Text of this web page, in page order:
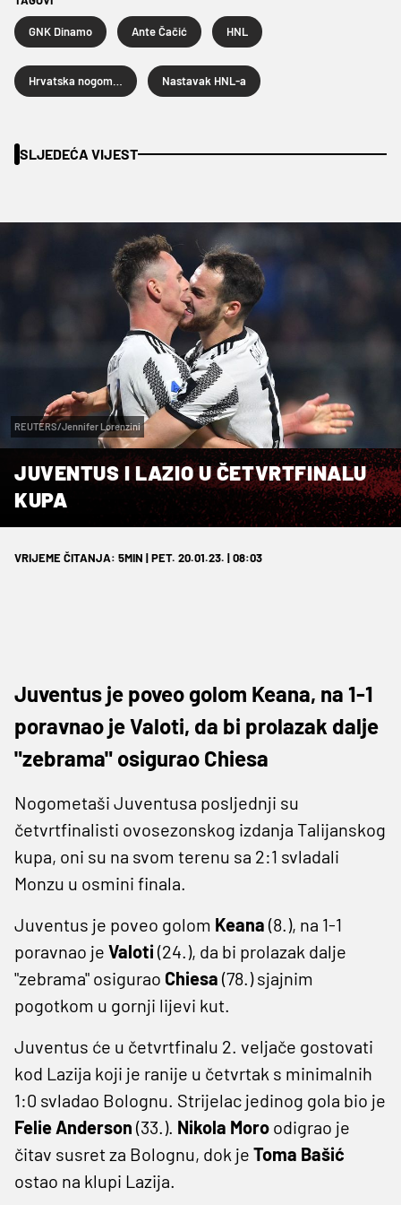
GNK Dinamo Ante Čačić HNL
Nastavak HNL-a
SLJEDEĆA VIJEST
REUTERS/Jennifer Lorenzini
JUVENTUS I LAZIO U ČETVRTFINALU
KUPA
VRIJEME ČITANJA: 5MIN | PET. 20.01.23. | 08:03
Juventus je poveo golom Keana, na 1-1
poravnao je Valoti, da bi prolazak dalje
"zebrama" osigurao Chiesa
Nogometaši Juventusa posljednji su
četvrtfinalisti ovosezonskog izdanja Talijanskog
kupa, oni su na svom terenu sa 2:1 svladali
Monzu u osmini finala.
Juventus je poveo golom Keana (8.), na 1-1
poravnao je Valoti (24.), da bi prolazak dalje
"zebrama" osigurao Chiesa (78.) sjajnim
pogotkom u gornji lijevi kut.
Juventus će u četvrtfinalu 2. veljače gostovati
kod Lazija koji je ranije u četvrtak s minimalnih
1:0 svladao Bolognu. Strijelac jedinog gola bio je
Felie Anderson (33.). Nikola Moro odigrao je
čitav susret za Bolognu, dok je Toma Bašić
ostao na klupi Lazija.